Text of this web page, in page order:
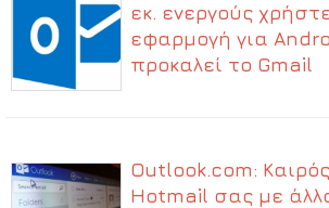
εκ. ενεργούς
εφαρμογή για
προκαλεί το Gmail
Outlook.com:
Hotmail σας με